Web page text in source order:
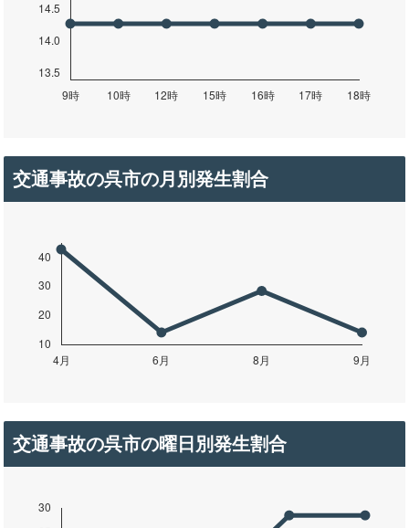
交通事故の呉市の月別発生割合
交通事故の呉市の曜日別発生割合